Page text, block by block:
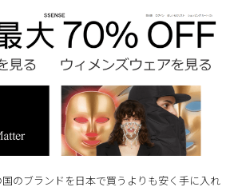
国のブランドを日本で買うよりも安く手に入れ